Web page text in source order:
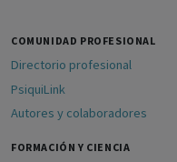
COMUNIDAD PROFESIONAL
Directorio profesional
PsiquiLink
Autores y colaboradores
FORMACIÓN Y CIENCIA